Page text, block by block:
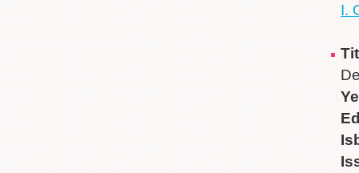
I.